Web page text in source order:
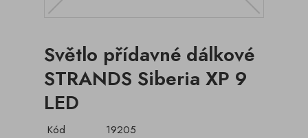
Světlo přídavné dálkové
STRANDS Siberia XP 9
LED
Kód
19205